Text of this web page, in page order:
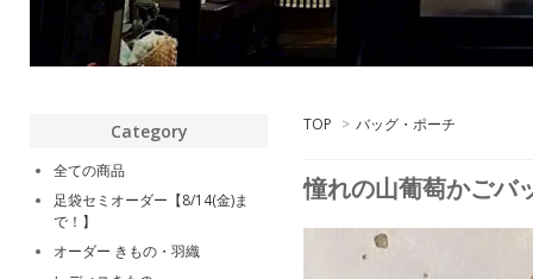
TOP > バッグ・ポーチ
憧れの山葡萄かごバ
Category
全ての商品
足袋セミオーダー【8/14(金)ま
で！】
オーダー きもの・羽織